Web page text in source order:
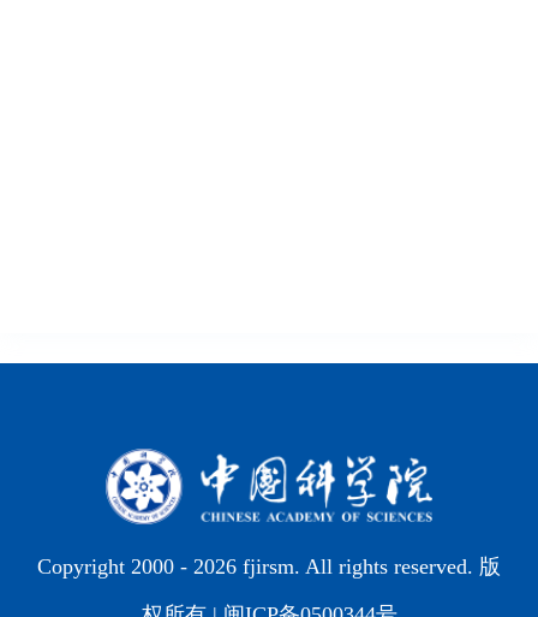
Copyright 2000 - 2026 fjirsm. All rights reserved. 版